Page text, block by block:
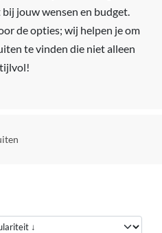
jouw wensen en budget.
de opties; wij helpen je om
te vinden die niet alleen